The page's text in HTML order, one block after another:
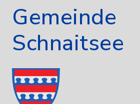
Gemeinde
Schnaitsee